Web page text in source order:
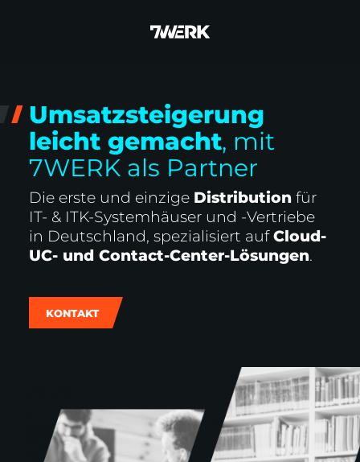
Umsatzsteigerung
leicht gemacht, mit
7WERK als Partner
Die erste und einzige Distribution für
IT- & ITK-Systemhäuser und -Vertriebe
in Deutschland, spezialisiert aufCloud-
UC- und Contact-Center-Lösungen.
KONTAKT